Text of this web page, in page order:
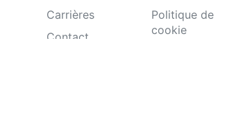
Carrières
Contact
Politique de
cookie